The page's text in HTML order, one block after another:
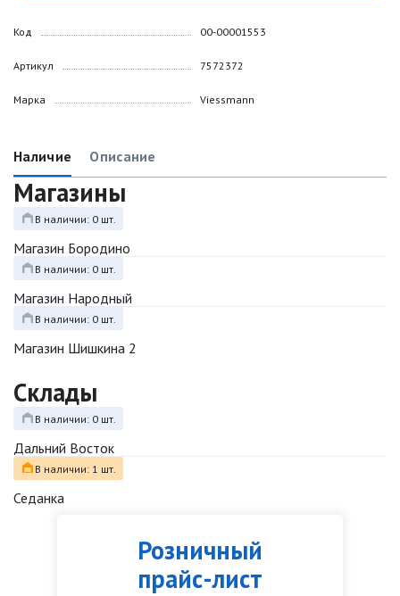
Розничный
прайс-лист
Код
Артикул
Марка
00-00001553
7572372
Viessmann
Наличие Описание
Магазины
В наличии: 0 шт.
Магазин Бородино
В наличии: 0 шт.
Магазин Народный
В наличии: 0 шт.
Магазин Шишкина 2
Склады
В наличии: 0 шт.
Дальний Восток
В наличии: 1 шт.
Седанка